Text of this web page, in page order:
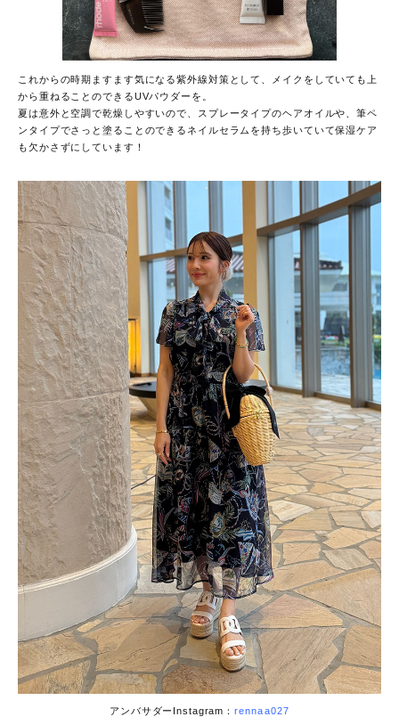
これからの時期ますます気になる紫外線対策として、メイクをしていても上
から重ねることのできるUVパウダーを。
夏は意外と空調で乾燥しやすいので、スプレータイプのヘアオイルや、筆ペ
ンタイプでさっと塗ることのできるネイルセラムを持ち歩いていて保湿ケア
も欠かさずにしています！
アンバサダーInstagram：rennaa027